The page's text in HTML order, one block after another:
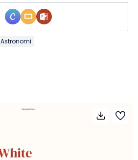
Astronomi